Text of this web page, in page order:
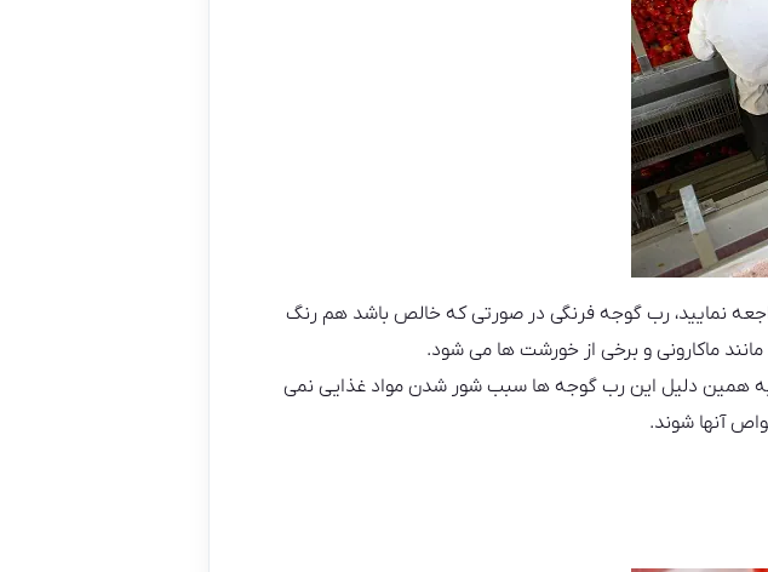
نمایید، رب گوجه فرنگی در صورتی که خالص باشد هم رنگ
ماکارونی و برخی از خورشت ها می شود.
همین دلیل این رب گوجه ها سبب شور شدن مواد غذایی نمی
آنها شوند.